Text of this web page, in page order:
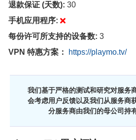
退款保证 (天数): 30
手机应用程序:
每份许可所支持的设备数: 3
VPN 特惠方案：
https://playmo.tv/
我们基于严格的测试和研究对服务
会考虑用户反馈以及我们从服务商
分服务商由我们的母公司持有